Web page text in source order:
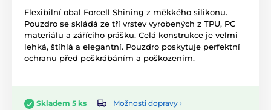
Flexibilní obal Forcell Shining z měkkého silikonu.
Pouzdro se skládá ze tří vrstev vyrobených z TPU, PC
materiálu a zářícího prášku. Celá konstrukce je velmi
lehká, štíhlá a elegantní. Pouzdro poskytuje perfektní
ochranu před poškrábáním a poškozením.
Skladem 5 ks
Možnosti dopravy ›